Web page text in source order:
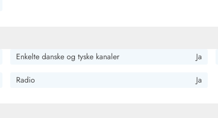
centrum tilbage igen. En skøn runde på lidt mere end 4
Enkelte danske og tyske kanaler Ja
Radio Ja